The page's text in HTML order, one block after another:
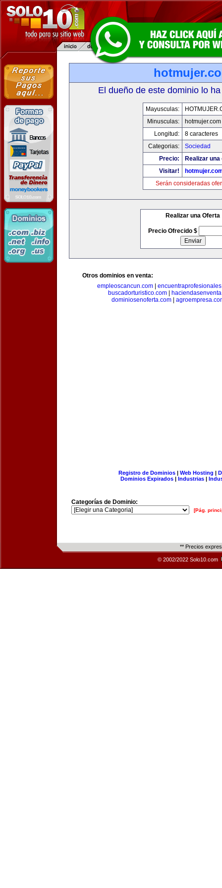
El dueño de este dominio lo
Mayusculas:
Minusculas:
hotmujer.com
Longitud:
8 caracteres
Categorias:
Sociedad
Precio:
Realizar
Visitar!
Serán consideradas
Realizar una Oferta
Precio Ofrecido $
Otros dominios en venta:
empleoscancun.com
buscadorturistico.com|
dominiosenoferta.com
Registro de Dominios| Web Hosting |
Dominios Expirados | Industrias |
Categorías de Dominio:
[Pág.
** Precios
© 2002/2022 Solo10.com